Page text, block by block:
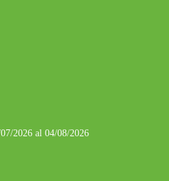
2026 al 04/08/2026